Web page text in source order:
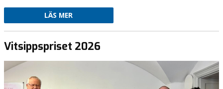
LÄS MER
Vitsippspriset 2026